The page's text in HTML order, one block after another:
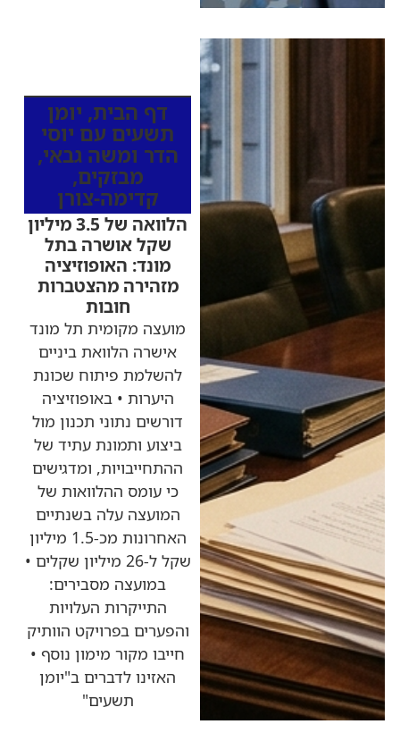
דף הבית, יומן
תשעים עם יוסי
הדר ומשה גבאי,
מבזקים,
קדימה-צורן
הלוואה של 3.5 מיליון
שקל אושרה בתל
מונד: האופוזיציה
מזהירה מהצטברות
חובות
מועצה מקומית תל מונד
אישרה הלוואת ביניים
להשלמת פיתוח שכונת
היערות • באופוזיציה
דורשים נתוני תכנון מול
ביצוע ותמונת עתיד של
ההתחייבויות, ומדגישים
כי עומס ההלוואות של
המועצה עלה בשנתיים
האחרונות מכ-1.5 מיליון
שקל ל-26 מיליון שקלים •
במועצה מסבירים:
התייקרות העלויות
והפערים בפרויקט הוותיק
חייבו מקור מימון נוסף •
האזינו לדברים ב"יומן
תשעים"